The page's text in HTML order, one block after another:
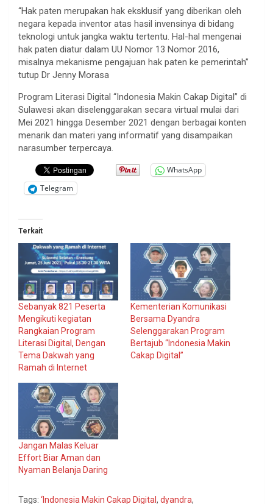
“Hak paten merupakan hak eksklusif yang diberikan oleh
negara kepada inventor atas hasil invensinya di bidang
teknologi untuk jangka waktu tertentu. Hal-hal mengenai
hak paten diatur dalam UU Nomor 13 Nomor 2016,
misalnya mekanisme pengajuan hak paten ke pemerintah”
tutup Dr Jenny Morasa
Program Literasi Digital “Indonesia Makin Cakap Digital” di
Sulawesi akan diselenggarakan secara virtual mulai dari
Mei 2021 hingga Desember 2021 dengan berbagai konten
menarik dan materi yang informatif yang disampaikan
narasumber terpercaya.
WhatsApp
Telegram
Terkait
Sebanyak 821 Peserta
Mengikuti kegiatan
Rangkaian Program
Literasi Digital, Dengan
Tema Dakwah yang
Ramah di Internet
Kementerian Komunikasi
Bersama Dyandra
Selenggarakan Program
Bertajub “Indonesia Makin
Cakap Digital”
Jangan Malas Keluar
Effort Biar Aman dan
Nyaman Belanja Daring
Tags: ‘Indonesia Makin Cakap Digital, dyandra,